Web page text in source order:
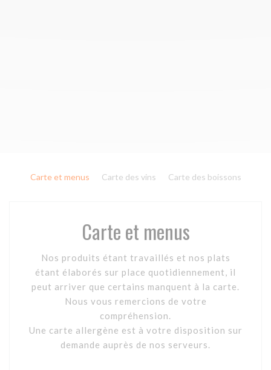
Carte et menus Carte des vins Carte des boissons
Carte et menus
Nos produits étant travaillés et nos plats
étant élaborés sur place quotidiennement, il
peut arriver que certains manquent à la carte.
Nous vous remercions de votre
compréhension.
Une carte allergène est à votre disposition sur
demande auprès de nos serveurs.